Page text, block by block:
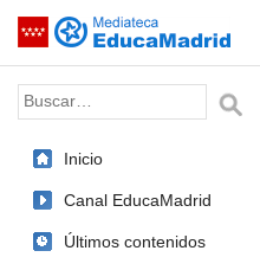
Saltar navegación
Palabra o frase:
Inicio
Canal EducaMadrid
Últimos contenidos